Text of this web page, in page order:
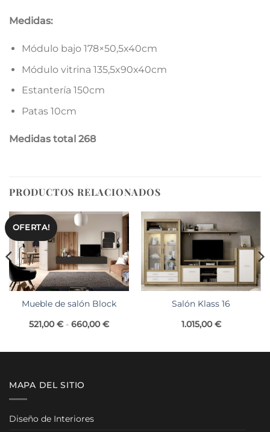
Medidas:
Módulo bajo 178×50,5x40cm
Módulo vitrina 135,5x90x40cm
Estantería 150cm
Patas 10cm
Medidas total 268
PRODUCTOS RELACIONADOS
OFERTA!
Mueble de salón Block
521,00€ - 660,00€Rango
521,00 €
Salón Klass 16
1.015,00€
MAPA DEL SITIO
Diseño de Interiores